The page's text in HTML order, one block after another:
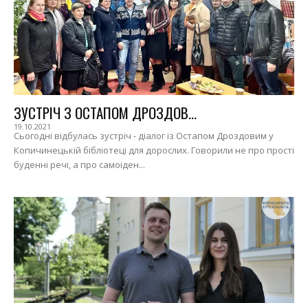
ЗУСТРІЧ З ОСТАПОМ ДРОЗДОВ...
19.10.2021
Сьогодні відбулась зустріч - діалог із Остапом Дроздовим у
Копичинецькій бібліотеці для дорослих. Говорили не про прості
буденні речі, а про самоіден...